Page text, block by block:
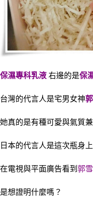
保濕專科乳液 右邊的是保
台灣的代言人是宅男女神
她真的是有種可愛與氣質
日本的代言人是這次瓶身
在電視與平面廣告看到 郭
是想證明什麼嗎？